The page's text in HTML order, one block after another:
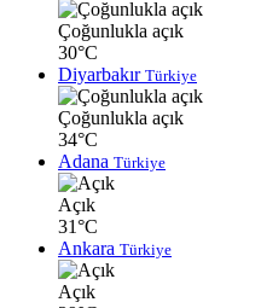
Çoğunlukla açık
30°C
Diyarbakır Türkiye
Çoğunlukla açık
34°C
Adana Türkiye
Açık
31°C
Ankara Türkiye
Açık